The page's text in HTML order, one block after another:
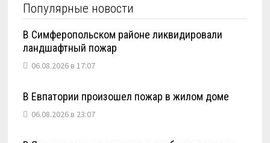
Популярные новости
В Симферопольском районе ликвидировали
ландшафтный пожар
06.08.2026 в 17:07
В Евпатории произошел пожар в жилом доме
06.08.2026 в 23:07